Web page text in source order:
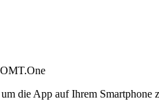
die App auf Ihrem Smartphone